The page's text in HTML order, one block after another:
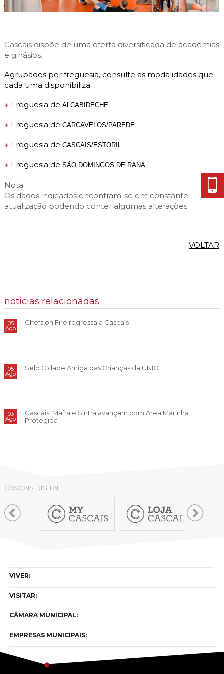
Planeamento Estratégico
Urbanismo
Economia & Inovação
Mobilidade
Qualidade de vida
Sociedade & Educação
VIVER
ESTUDAR
TEMPOS LIVRES
MOBILIDADE
INVESTIR EM CASCAIS
SERVIÇOS
MAPA DO PORTAL
Cascais dispõe de uma oferta diversificada de academias
e ginásios.
Agrupados por freguesia, consulte as modalidades que
cada uma disponibiliza.
Freguesia de ALCABIDECHE
Freguesia de CARCAVELOS/PAREDE
Freguesia de CASCAIS/ESTORIL
Freguesia de SÃO DOMINGOS DE RANA
Nota:
Os dados indicados encontram-se em constante
atualização podendo conter algumas alterações
VOLTAR
noticias relacionadas
05
Ago
Chefs on Fire regressa a Cascais
05
Ago
Selo Cidade Amiga das Crianças da UNICEF
03
Ago
Cascais, Mafra e Sintra avançam com Área Marinha
Protegida
CASCAIS DIGITAL
VIVER:
VISITAR:
CÂMARA MUNICIPAL:
EMPRESAS MUNICIPAIS: